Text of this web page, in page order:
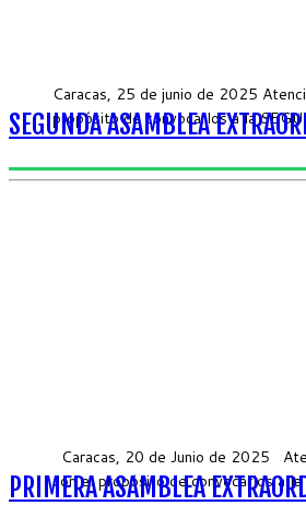
Caracas, 25 de junio de 2025
propósito de convocarlos a la
SEGUNDA ASAMBLEA
Caracas, 20 de Junio de 2025
con el propósito de convocarlos a
PRIMERA ASAMBLEA